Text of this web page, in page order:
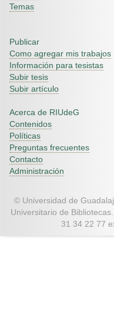
Temas
Publicar
Como agregar mis trabajos
Información para tesistas
Subir tesis
Subir artículo
Acerca de RIUdeG
Contenidos
Políticas
Preguntas frecuentes
Contacto
Administración
© Universidad de
Universitario de Bibliotecas.
31 34 22 77